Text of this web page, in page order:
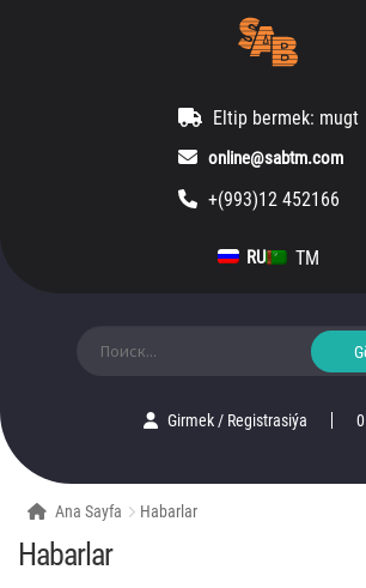
Eltip bermek: mugt
online@sabtm.com
+(993)12 452166
RU TM
Girmek/ Registrasiýa 0
Ana Sayfa Habarlar
Habarlar